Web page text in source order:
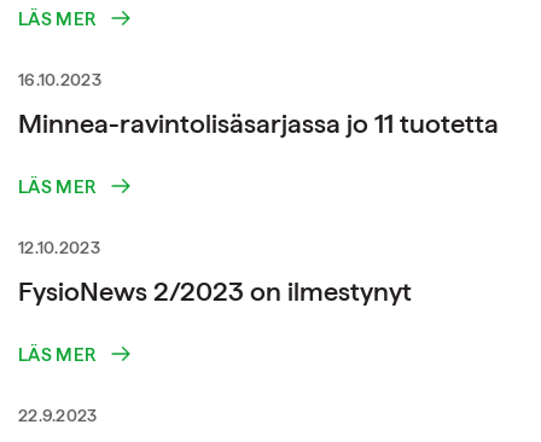
LÄS MER
16.10.2023
Minnea-ravintolisäsarjassa jo 11 tuotetta
LÄS MER
12.10.2023
FysioNews 2/2023 on ilmestynyt
LÄS MER
22.9.2023